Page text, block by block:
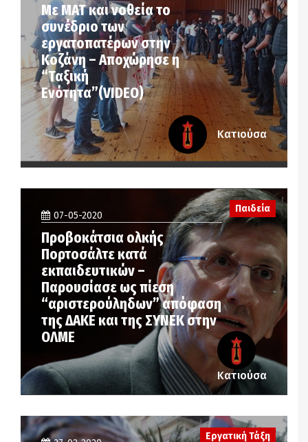
Με ΜΑΤ και νοθεία το
συνέδριο των
εργατοπατέρων στην
Κοζάνη – Αποχώρησε η
“Ταξική
Ενότητα”(VIDEO)
Κατιούσα
Παιδεία
07-05-2020
Προβοκάτσια ολκής
Πορτοσάλτε κατά
εκπαιδευτικών –
Παρουσίασε ως πίεση
“αριστερούληδων” απόφαση
της ΔΑΚΕ και της ΣΥΝΕΚ στην
ΟΛΜΕ
Κατιούσα
Εργατική Τάξη